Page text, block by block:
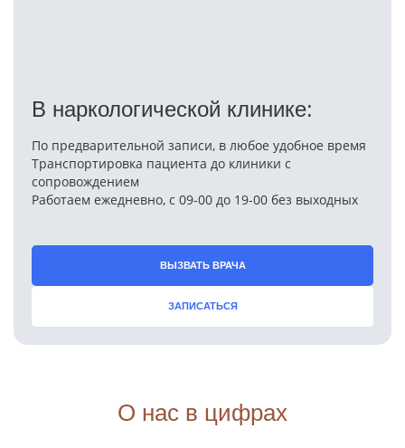
В наркологической клинике:
По предварительной записи, в любое удобное время
Транспортировка пациента до клиники с
сопровождением
Работаем ежедневно, с 09-00 до 19-00 без выходных
ВЫЗВАТЬ ВРАЧА
ЗАПИСАТЬСЯ
О нас в цифрах